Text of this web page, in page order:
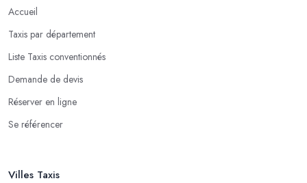
Accueil
Taxis par département
Liste Taxis conventionnés
Demande de devis
Réserver en ligne
Se référencer
Villes Taxis